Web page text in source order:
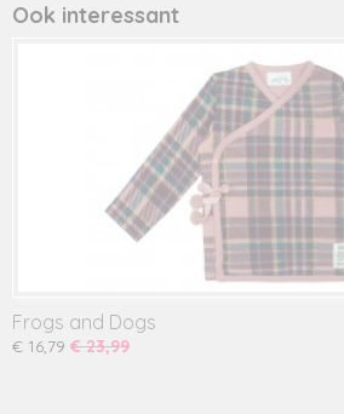
Ook interessant
Frogs and Dogs
€ 16,79 € 23,99